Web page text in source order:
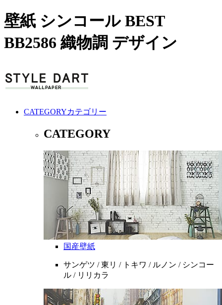
壁紙 シンコール BEST
BB2586 織物調 デザイン
CATEGORYカテゴリー
CATEGORY
国産壁紙
サンゲツ / 東リ / トキワ / ルノン / シンコー
ル / リリカラ